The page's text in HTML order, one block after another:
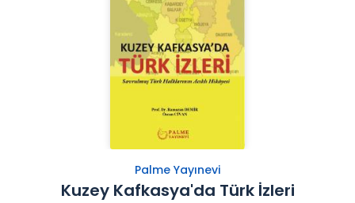
Palme Yayınevi
Kuzey Kafkasya'da Türk İzleri